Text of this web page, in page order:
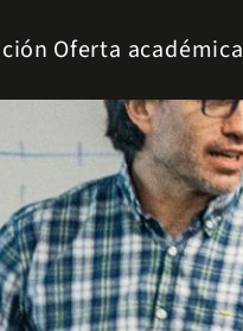
Oferta académica